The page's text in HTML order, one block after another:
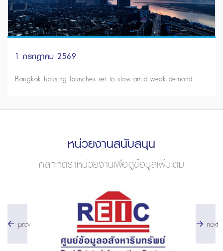
1 กรกฎาคม 2569
Bangkok housing launches set to slow amid weak demand
หน่วยงานสนับสนุน
คลิกที่ตราหน่วยงานเพื่อดูข้อมูลเพิ่มเติม
prev next